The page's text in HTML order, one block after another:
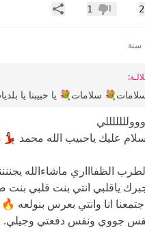
عدم إعجاب
1 مشاركة
سنة
:
يا حبيبنا يا بلديات 🫶🏻😍❤️🌹 شوف سافروا معاك كم واحد ما وحشنا
عليك ياحبيب الله محمد
الظفاااري ماشاءالله
ياقلبي انتي بنت قلبي
انا وانتي بعرس
جووي ونفس دفعتي